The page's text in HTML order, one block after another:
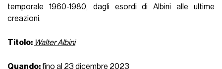
temporale 1960-1980, dagli esordi di Albini alle ultime
creazioni.
Titolo: Walter Albini
Quando: fino al 23 dicembre 2023